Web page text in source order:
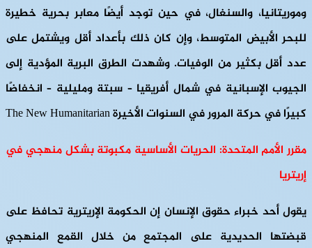
وموريتانيا، والسنغال، في حين توجد أيضًا معابر بحرية خطيرة
للبحر الأبيض المتوسط، وإن كان ذلك بأعداد أقل ويشتمل على
عدد أقل بكثير من الوفيات. وشهدت الطرق البرية المؤدية إلى
الجيوب الإسبانية في شمال أفريقيا – سبتة ومليلية – انخفاضًا
كبيرًا في حركة المرور في السنوات الأخيرة The New Humanitarian
مقرر الأمم المتحدة: الحريات الأساسية مكبوتة بشكل منهجي في
إريتريا
يقول أحد خبراء حقوق الإنسان إن الحكومة الإريترية تحافظ على
قبضتها الحديدية على المجتمع من خلال القمع المنهجي